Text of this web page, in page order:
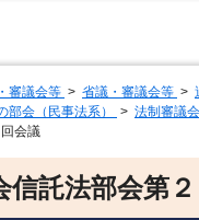
審議会等 > 省議・審議会等 >
部会（民事法系） > 法制審議
会議
信託法部会第